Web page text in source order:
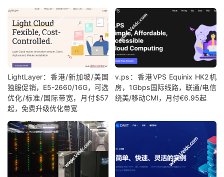
LightLayer：香港/新加坡/美国
独服促销，E5-2660/16G，可选
优化/标准/国际带宽，月付$57
起，免费升级优化带宽
v.ps：香港VPS Equinix HK2机
房，1Gbps国际线路，联通/电信
绕美/移动CMI，月付€6.95起